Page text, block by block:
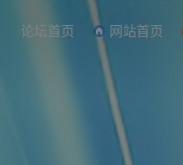
论坛首页 网站首页